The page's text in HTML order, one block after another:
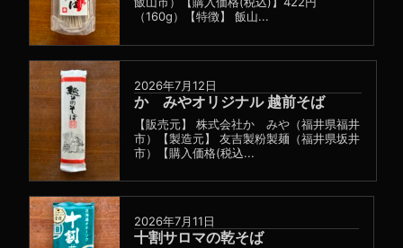
（160g）【特徴】 飯山...
2026年7月12日
かゞみやオリジナル 越前そば
【販売元】 株式会社かゞみや（福井県福井
市）【製造元】 友吉製粉製麺（福井県坂井
市）【購入価格(税込...
2026年7月11日
十割サロマの乾そば